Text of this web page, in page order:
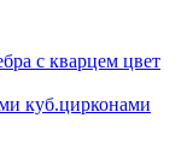
с кварцем цвет